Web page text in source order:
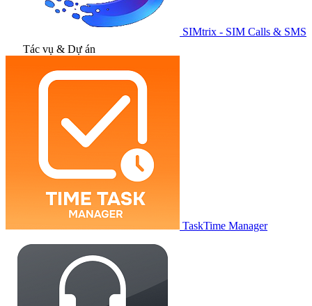
SIMtrix - SIM Calls & SMS
Tác vụ & Dự án
TaskTime Manager